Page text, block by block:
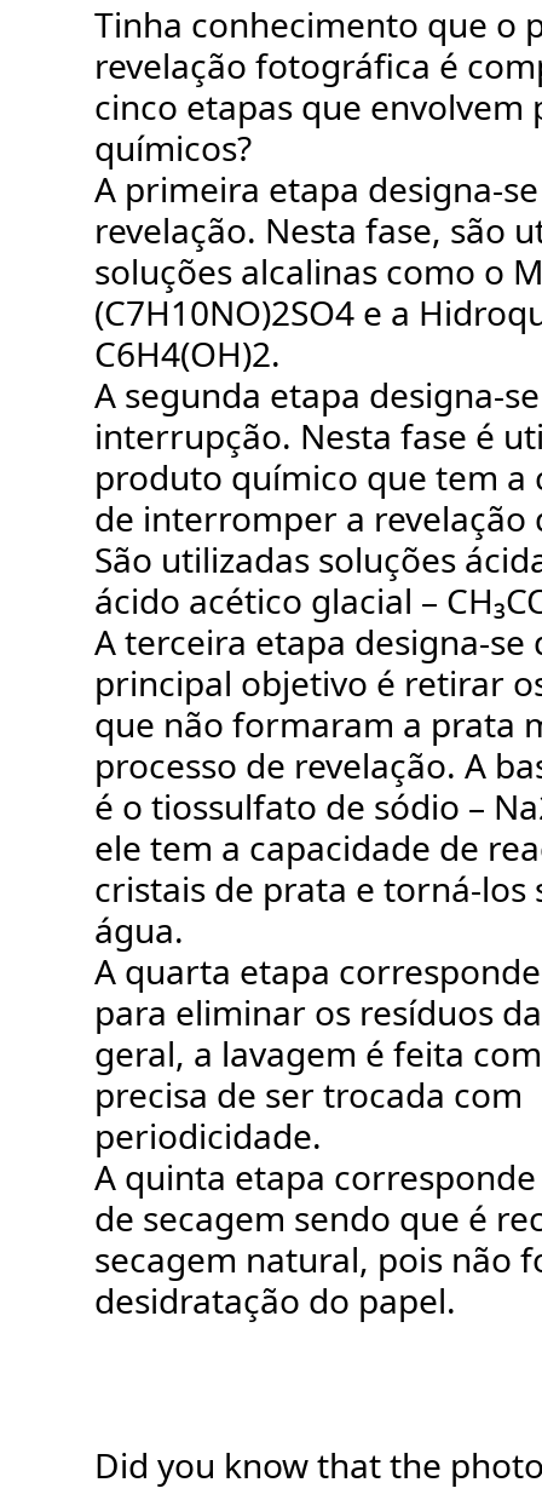
Tinha conhecimento que o
revelação fotográfica é
cinco etapas que envolvem
químicos?
A primeira etapa designa-
revelação. Nesta fase, são
soluções alcalinas como o
(C7H10NO)2SO4 e a
C6H4(OH)2.
A segunda etapa designa-
interrupção. Nesta fase é
produto químico que tem a
de interromper a
São utilizadas soluções
ácido acético glacial –
A terceira etapa designa-se
principal objetivo é retirar
que não formaram a prata
processo de revelação. A
é o tiossulfato de sódio –
ele tem a capacidade de
cristais de prata e torná-los
água.
A quarta etapa
para eliminar os resíduos
geral, a lavagem é feita
precisa de ser trocada com
periodicidade.
A quinta etapa
de secagem sendo que é
secagem natural, pois não
desidratação do papel.
Did you know that the